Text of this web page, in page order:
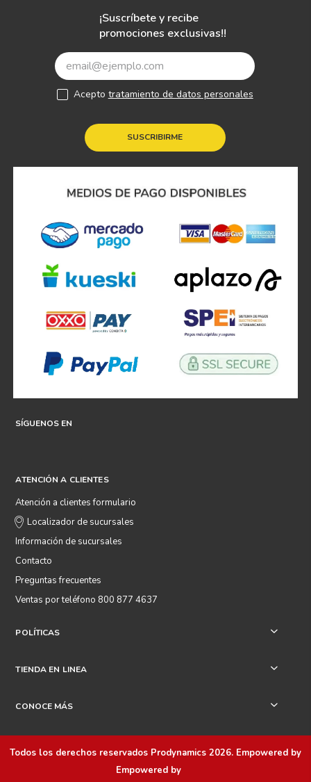
¡Suscríbete y recibe
promociones exclusivas!!
SUSCRIBIRME
Acepto tratamiento de datos personales
SÍGUENOS EN
ATENCIÓN A CLIENTES
Atención a clientes formulario
Localizador de sucursales
Información de sucursales
Contacto
Preguntas frecuentes
Ventas por teléfono 800 877 4637
POLÍTICAS +
TIENDA EN LINEA +
CONOCE MÁS +
Todos los derechos reservados Prodynamics 2026. Empowered by
Empowered by